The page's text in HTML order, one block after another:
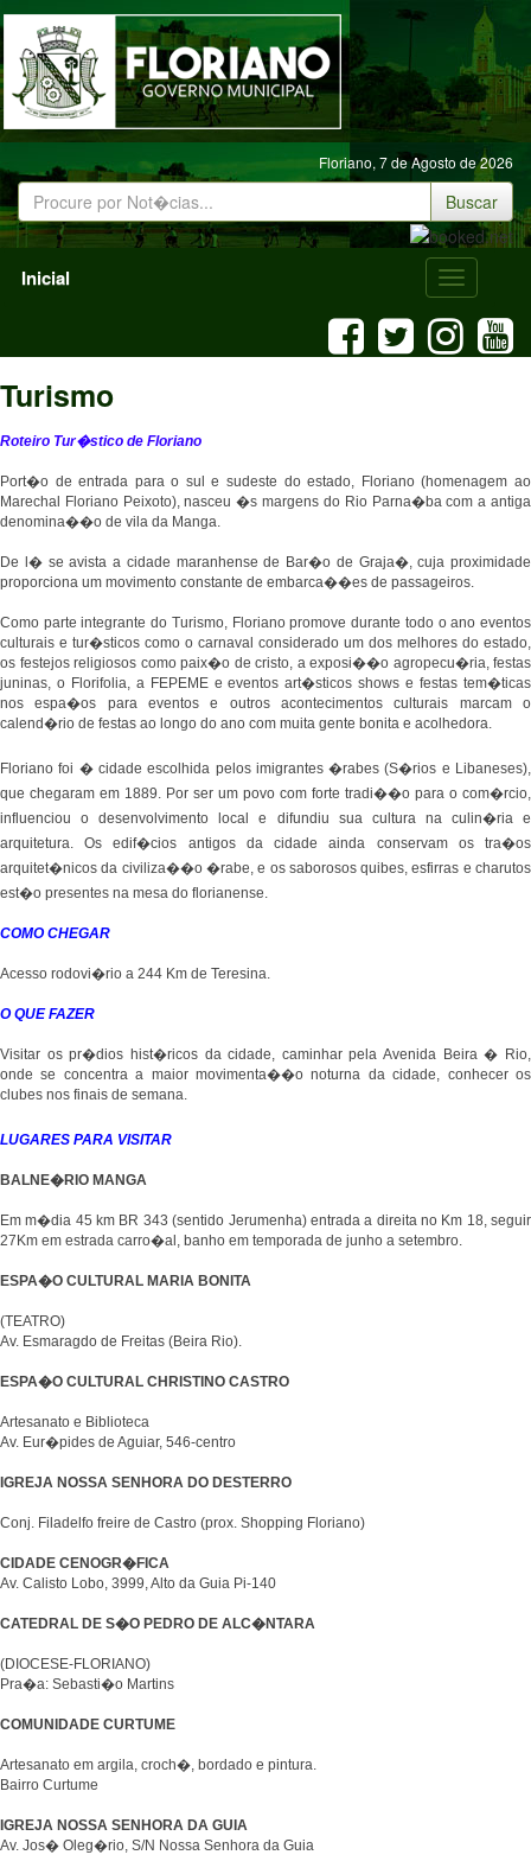
Floriano, 7 de Agosto de 2026
Buscar
Menu
Mobile
Inicial
Turismo
Roteiro Tur�stico de Floriano
Port�o de entrada para o sul e sudeste do estado, Floriano (homenagem ao
Marechal Floriano Peixoto), nasceu �s margens do Rio Parna�ba com a antiga
denomina��o de vila da Manga.
De l� se avista a cidade maranhense de Bar�o de Graja�, cuja proximidade
proporciona um movimento constante de embarca��es de passageiros.
Como parte integrante do Turismo, Floriano promove durante todo o ano eventos
culturais e tur�sticos como o carnaval considerado um dos melhores do estado,
os festejos religiosos como paix�o de cristo, a exposi��o agropecu�ria, festas
juninas, o Florifolia, a FEPEME e eventos art�sticos shows e festas tem�ticas
nos espa�os para eventos e outros acontecimentos culturais marcam o
calend�rio de festas ao longo do ano com muita gente bonita e acolhedora.
Floriano foi � cidade escolhida pelos imigrantes �rabes (S�rios e Libaneses),
que chegaram em 1889. Por ser um povo com forte tradi��o para o com�rcio,
influenciou o desenvolvimento local e difundiu sua cultura na culin�ria e
arquitetura. Os edif�cios antigos da cidade ainda conservam os tra�os
arquitet�nicos da civiliza��o �rabe, e os saborosos quibes, esfirras e charutos
est�o presentes na mesa do florianense.
COMO CHEGAR
Acesso rodovi�rio a 244 Km de Teresina.
O QUE FAZER
Visitar os pr�dios hist�ricos da cidade, caminhar pela Avenida Beira � Rio,
onde se concentra a maior movimenta��o noturna da cidade, conhecer os
clubes nos finais de semana.
LUGARES PARA VISITAR
BALNE�RIO MANGA
Em m�dia 45 km BR 343 (sentido Jerumenha) entrada a direita no Km 18, seguir
27Km em estrada carro�al, banho em temporada de junho a setembro.
ESPA�O CULTURAL MARIA BONITA
(TEATRO)
Av. Esmaragdo de Freitas (Beira Rio).
ESPA�O CULTURAL CHRISTINO CASTRO
Artesanato e Biblioteca
Av. Eur�pides de Aguiar, 546-centro
IGREJA NOSSA SENHORA DO DESTERRO
Conj. Filadelfo freire de Castro (prox. Shopping Floriano)
CIDADE CENOGR�FICA
Av. Calisto Lobo, 3999, Alto da Guia Pi-140
CATEDRAL DE S�O PEDRO DE ALC�NTARA
(DIOCESE-FLORIANO)
Pra�a: Sebasti�o Martins
COMUNIDADE CURTUME
Artesanato em argila, croch�, bordado e pintura.
Bairro Curtume
IGREJA NOSSA SENHORA DA GUIA
Av. Jos� Oleg�rio, S/N Nossa Senhora da Guia